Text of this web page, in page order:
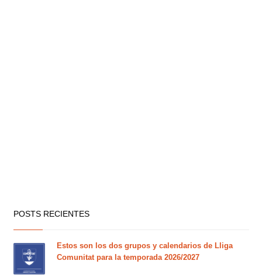
POSTS RECIENTES
Estos son los dos grupos y calendarios de Lliga
Comunitat para la temporada 2026/2027